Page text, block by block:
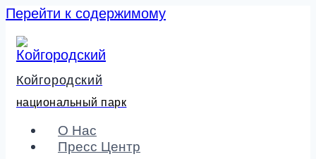
Перейти к содержимому
Койгородский
национальный парк
О Нас
Пресс Центр